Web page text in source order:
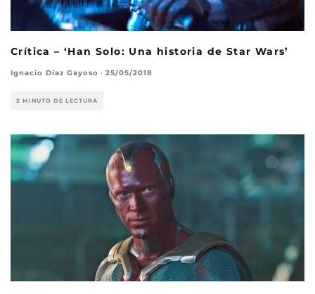
Crítica – ‘Han Solo: Una historia de Star Wars’
Ignacio Díaz Gayoso · 25/05/2018
2 MINUTO DE LECTURA